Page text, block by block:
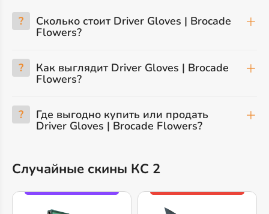
? Сколько стоит Driver Gloves | Brocade
Flowers?
? Как выглядит Driver Gloves | Brocade
Flowers?
? Где выгодно купить или продать
Driver Gloves | Brocade Flowers?
Случайные скины КС 2